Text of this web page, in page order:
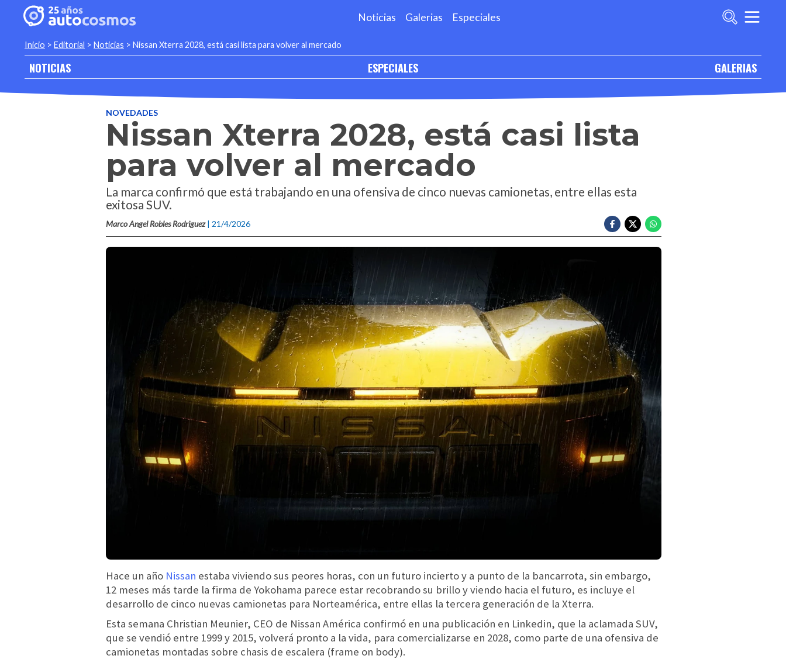
Noticias Galerias Especiales
Inicio > Editorial > Noticias > Nissan Xterra 2028, está casi lista para volver al mercado
NOTICIAS ESPECIALES GALERIAS
NOVEDADES
Nissan Xterra 2028, está casi lista
para volver al mercado
La marca confirmó que está trabajando en una ofensiva de cinco nuevas camionetas, entre ellas esta
exitosa SUV.
Marco Angel Robles Rodriguez | 21/4/2026
Hace un año Nissan estaba viviendo sus peores horas, con un futuro incierto y a punto de la bancarrota, sin embargo,
12 meses más tarde la firma de Yokohama parece estar recobrando su brillo y viendo hacia el futuro, es incluye el
desarrollo de cinco nuevas camionetas para Norteamérica, entre ellas la tercera generación de la Xterra.
Esta semana Christian Meunier, CEO de Nissan América confirmó en una publicación en Linkedin, que la aclamada SUV,
que se vendió entre 1999 y 2015, volverá pronto a la vida, para comercializarse en 2028, como parte de una ofensiva de
camionetas montadas sobre chasis de escalera (frame on body).